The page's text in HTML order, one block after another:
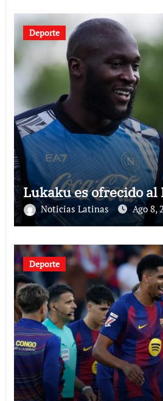
Deporte
Lukaku es ofrecido al
Noticias Latinas Ago 8,
Deporte